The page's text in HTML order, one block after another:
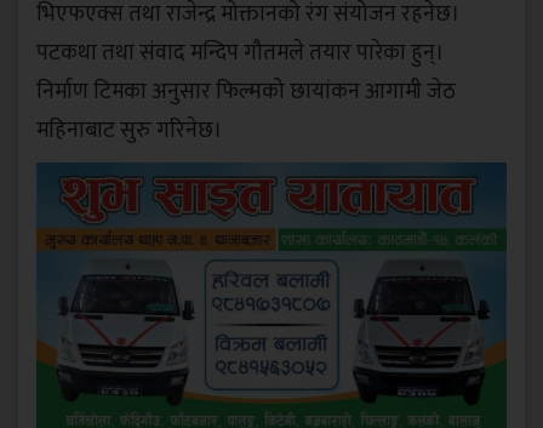
भिएफएक्स तथा राजेन्द्र मोक्तानको रंग संयोजन रहनेछ।
पटकथा तथा संवाद मन्दिप गौतमले तयार पारेका हुन्।
निर्माण टिमका अनुसार फिल्मको छायांकन आगामी जेठ
महिनाबाट सुरु गरिनेछ।